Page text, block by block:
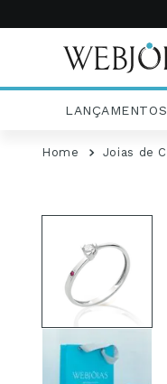
LANÇAMENTOS
Joias de